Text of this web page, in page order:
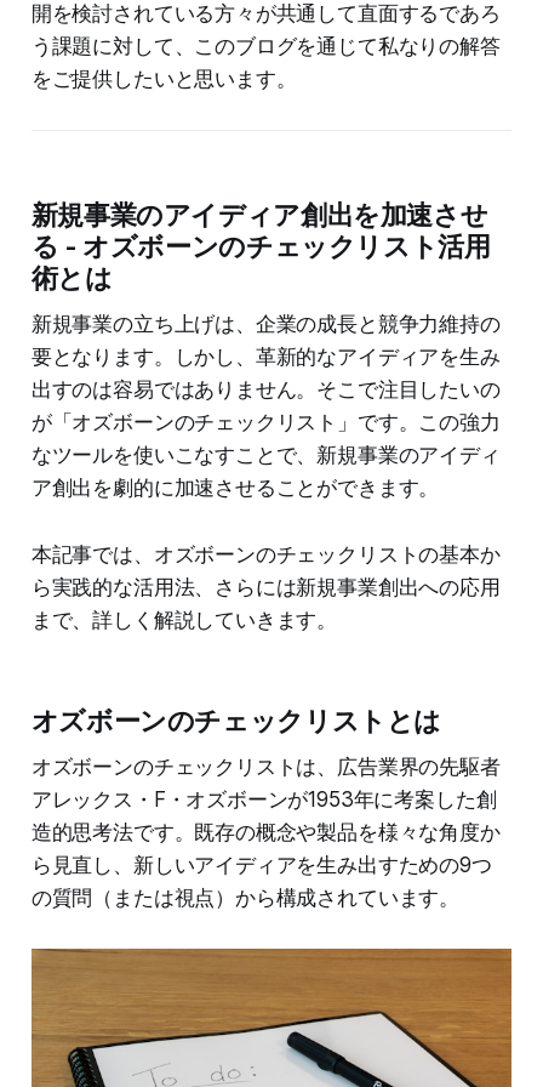
開を検討されている方々が共通して直面するであろ
う課題に対して、このブログを通じて私なりの解答
をご提供したいと思います。
新規事業のアイディア創出を加速させ
る - オズボーンのチェックリスト活用
術とは
新規事業の立ち上げは、企業の成長と競争力維持の
要となります。しかし、革新的なアイディアを生み
出すのは容易ではありません。そこで注目したいの
が「オズボーンのチェックリスト」です。この強力
なツールを使いこなすことで、新規事業のアイディ
ア創出を劇的に加速させることができます。
本記事では、オズボーンのチェックリストの基本か
ら実践的な活用法、さらには新規事業創出への応用
まで、詳しく解説していきます。
オズボーンのチェックリストとは
オズボーンのチェックリストは、広告業界の先駆者
アレックス・F・オズボーンが1953年に考案した創
造的思考法です。既存の概念や製品を様々な角度か
ら見直し、新しいアイディアを生み出すための9つ
の質問（または視点）から構成されています。